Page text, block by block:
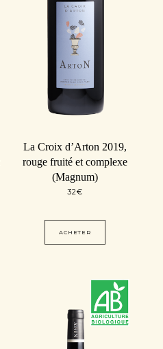
La Croix d’Arton 2019,
rouge fruité et complexe
(Magnum)
32€
ACHETER